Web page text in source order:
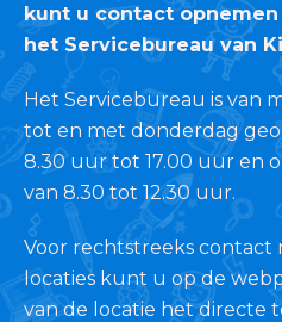
kunt u contact
het Servicebureau van
Het Servicebureau is van
tot en met donderdag
8.30 uur tot 17.00 uur en
van 8.30 tot 12.30 uur.
Voor rechtstreeks contact
locaties kunt u op de
van de locatie het directe